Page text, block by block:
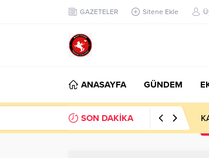
GAZETELER Sitene Ekle
ANASAYFA GÜNDEM
SON DAKİKA